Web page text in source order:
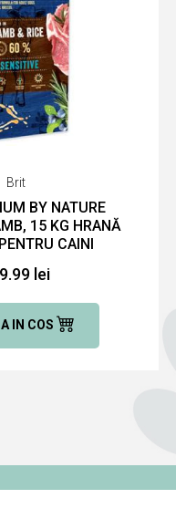
Brit
BY NATURE
15 KG HRANĂ
CAINI
lei
IN COS